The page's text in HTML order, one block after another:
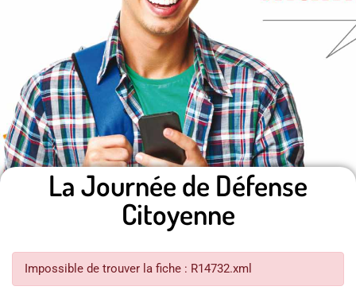
La Journée de Défense
Citoyenne
Impossible de trouver la fiche : R14732.xml